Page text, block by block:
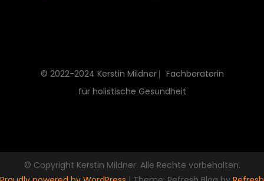
© 2022-2024 Kerstin Mildner ⎸Fachberaterin
für holistische Gesundheit
© Copyright Kerstin Mildner. Alle Rechte vorbehalten.